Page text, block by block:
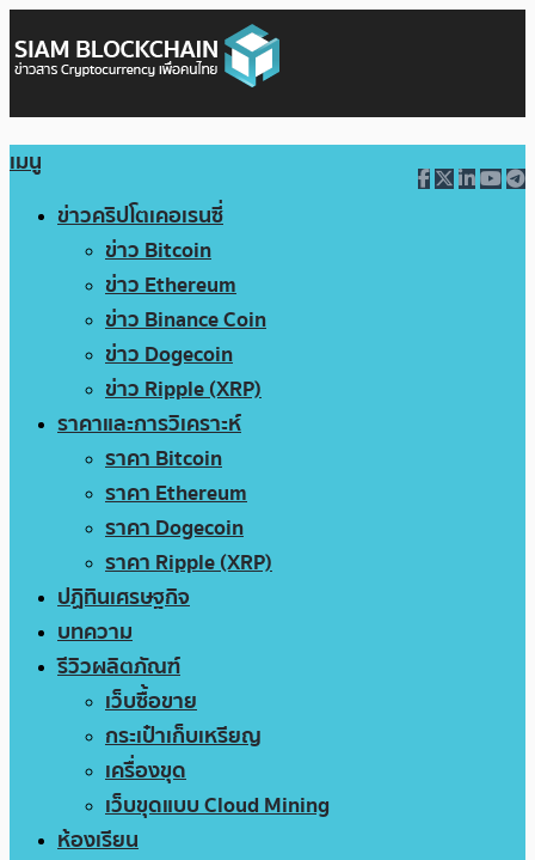
เมนู
ข่าวคริปโตเคอเรนซี่
ข่าว Bitcoin
ข่าว Ethereum
ข่าว Binance Coin
ข่าว Dogecoin
ข่าว Ripple (XRP)
ราคาและการวิเคราะห์
ราคา Bitcoin
ราคา Ethereum
ราคา Dogecoin
ราคา Ripple (XRP)
ปฏิทินเศรษฐกิจ
บทความ
รีวิวผลิตภัณฑ์
เว็บซื้อขาย
กระเป๋าเก็บเหรียญ
เครื่องขุด
เว็บขุดแบบ Cloud Mining
ห้องเรียน